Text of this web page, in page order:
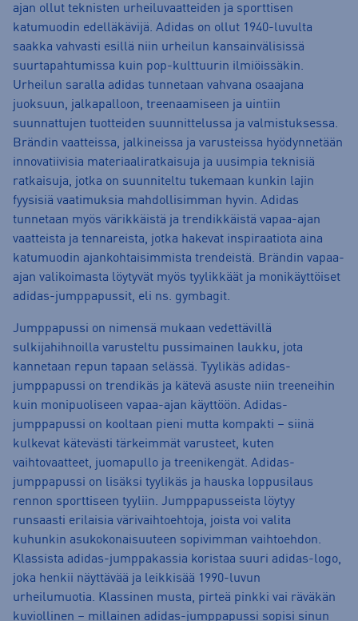
ajan ollut teknisten urheiluvaatteiden ja sporttisen
katumuodin edelläkävijä. Adidas on ollut 1940-luvulta
saakka vahvasti esillä niin urheilun kansainvälisissä
suurtapahtumissa kuin pop-kulttuurin ilmiöissäkin.
Urheilun saralla adidas tunnetaan vahvana osaajana
juoksuun, jalkapalloon, treenaamiseen ja uintiin
suunnattujen tuotteiden suunnittelussa ja valmistuksessa.
Brändin vaatteissa, jalkineissa ja varusteissa hyödynnetään
innovatiivisia materiaaliratkaisuja ja uusimpia teknisiä
ratkaisuja, jotka on suunniteltu tukemaan kunkin lajin
fyysisiä vaatimuksia mahdollisimman hyvin. Adidas
tunnetaan myös värikkäistä ja trendikkäistä vapaa-ajan
vaatteista ja tennareista, jotka hakevat inspiraatiota aina
katumuodin ajankohtaisimmista trendeistä. Brändin vapaa-
ajan valikoimasta löytyvät myös tyylikkäät ja monikäyttöiset
adidas-jumppapussit, eli ns. gymbagit.
Jumppapussi on nimensä mukaan vedettävillä
sulkijahihnoilla varusteltu pussimainen laukku, jota
kannetaan repun tapaan selässä. Tyylikäs adidas-
jumppapussi on trendikäs ja kätevä asuste niin treeneihin
kuin monipuoliseen vapaa-ajan käyttöön. Adidas-
jumppapussi on kooltaan pieni mutta kompakti – siinä
kulkevat kätevästi tärkeimmät varusteet, kuten
vaihtovaatteet, juomapullo ja treenikengät. Adidas-
jumppapussi on lisäksi tyylikäs ja hauska loppusilaus
rennon sporttiseen tyyliin. Jumppapusseista löytyy
runsaasti erilaisia värivaihtoehtoja, joista voi valita
kuhunkin asukokonaisuuteen sopivimman vaihtoehdon.
Klassista adidas-jumppakassia koristaa suuri adidas-logo,
joka henkii näyttävää ja leikkisää 1990-luvun
urheilumuotia. Klassinen musta, pirteä pinkki vai räväkän
kuviollinen – millainen adidas-jumppapussi sopisi sinun